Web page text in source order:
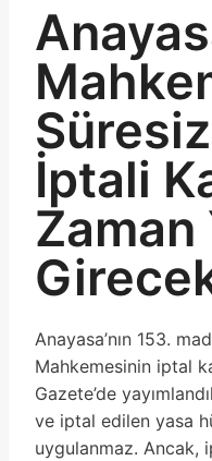
İptali
Anayasa’nın 153.
Mahkemesinin iptal
Gazete’de
ve iptal edilen yasa
uygulanmaz. Ancak,